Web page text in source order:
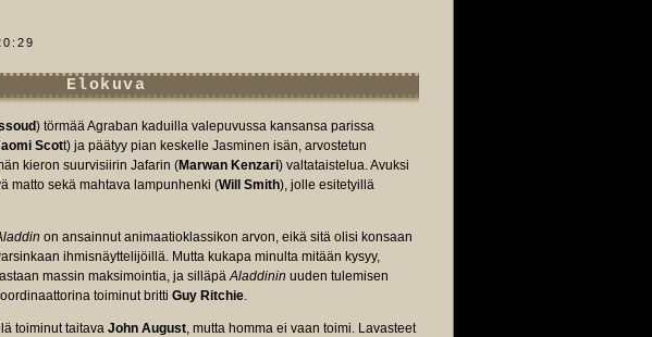
Elokuva
) törmää Agraban kaduilla valepuvussa kansansa parissa
Scott) ja päätyy pian keskelle Jasminen isän, arvostetun
kieron suurvisiirin Jafarin (Marwan Kenzari) valtataistelua. Avuksi
matto sekä mahtava lampunhenki (Will Smith), jolle esitetyillä
on ansainnut animaatioklassikon arvon, eikä sitä olisi konsaan
ihmisnäyttelijöillä. Mutta kukapa minulta mitään kysyy,
massin maksimointia, ja silläpäAladdinin uuden tulemisen
toiminut britti Guy Ritchie.
toiminut taitava John August, mutta homma ei vaan toimi. Lavasteet